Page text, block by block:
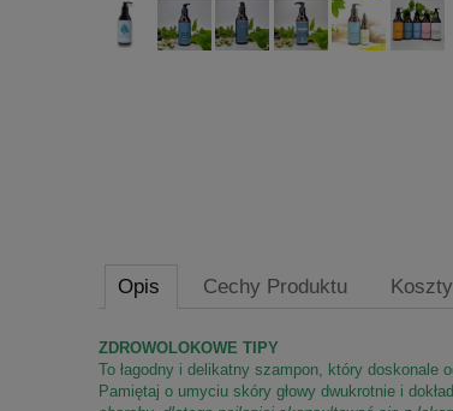
Opis Cechy Produktu
ZDROWOLOKOWE TIPY
To łagodny i delikatny szampon, który
Pamiętaj o umyciu skóry głowy dwukrotnie i